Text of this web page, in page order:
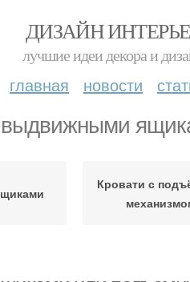
ДИЗАЙН
лучшие идеи декора и
главная новости
выдвижными
Кровати с